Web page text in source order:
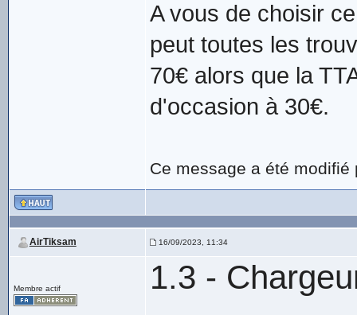
A vous de choisir
peut toutes les
70€ alors que la
d'occasion à 30€.
Ce message a été
AirTiksam 16/09/2023, 11:34
Membre actif 1.3 -